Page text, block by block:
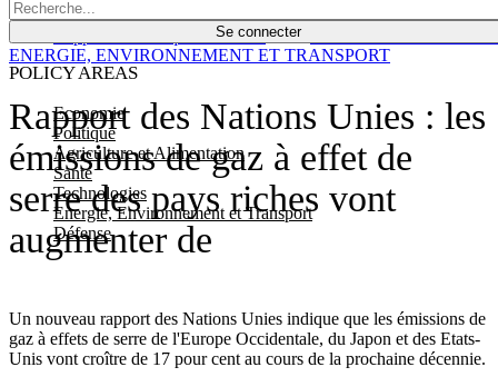
Se connecter
POLICY AREAS
Economie
Politique
Agriculture et Alimentation
Santé
Technologies
Energie, Environnement et Transport
Défense
Économie
Rapport des Nations Unies : les
émissions de gaz à effet de
serre des pays riches vont
augmenter de
Un nouveau rapport des Nations Unies indique que les émissions de
gaz à effets de serre de l'Europe Occidentale, du Japon et des Etats-
Unis vont croître de 17 pour cent au cours de la prochaine décennie.
ENERGIE, ENVIRONNEMENT ET TRANSPORT